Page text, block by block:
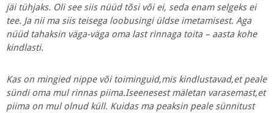
jäi tühjaks. Oli see siis nüüd tõsi või ei, seda enam selgeks ei
tee. Ja nii ma siis teisega loobusingi üldse imetamisest. Aga
nüüd tahaksin väga-väga oma last rinnaga toita – aasta kohe
kindlasti.
Kas on mingied nippe või toiminguid,mis kindlustavad,et peale
sündi oma mul rinnas piima.Iseenesest mäletan varasemast,et
piima on mul olnud küll. Kuidas ma peaksin peale sünnitust